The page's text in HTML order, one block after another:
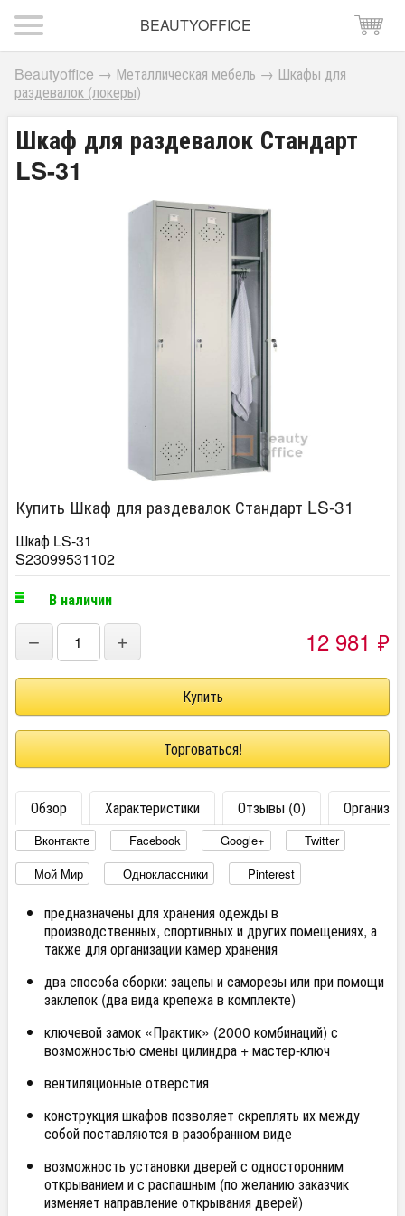
BEAUTYOFFICE
Beautyoffice → Металлическая мебель → Шкафы для
раздевалок (локеры)
Шкаф для раздевалок Стандарт
LS-31
Купить Шкаф для раздевалок Стандарт LS-31
Шкаф LS-31
S23099531102
В наличии
− + 12 981 ₽
Торговаться!
Обзор Характеристики Отзывы (0)
Вконтакте Facebook Google+
Twitter
Мой Мир
Одноклассники Pinterest
предназначены для хранения одежды в
производственных, спортивных и других помещениях, а
также для организации камер хранения
два способа сборки: зацепы и саморезы или при помощи
заклепок (два вида крепежа в комплекте)
ключевой замок «Практик» (2000 комбинаций) с
возможностью смены цилиндра + мастер-ключ
вентиляционные отверстия
конструкция шкафов позволяет скреплять их между
собойпоставляются в разобранном виде
возможность установки дверей с односторонним
открыванием и с распашным (по желанию заказчик
изменяет направление открывания дверей)